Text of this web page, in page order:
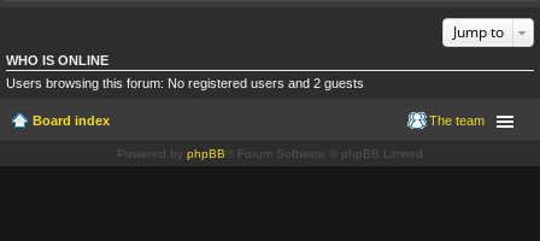
Jump to
WHO IS ONLINE
Users browsing this forum: No registered users and 2 guests
Board index The team
Powered by phpBB ® Forum Software © phpBB Limited